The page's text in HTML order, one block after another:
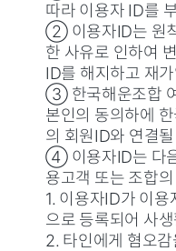
따라 이용자 ID를
② 이용자ID는 원
한 사유로 인하여
ID를 해지하고 재
③ 한국해운조합
본인의 동의하에
의 회원ID와 연결
④ 이용자ID는 다음
용고객 또는 조합
1. 이용자ID가 이
으로 등록되어 사
2. 타인에게 혐오